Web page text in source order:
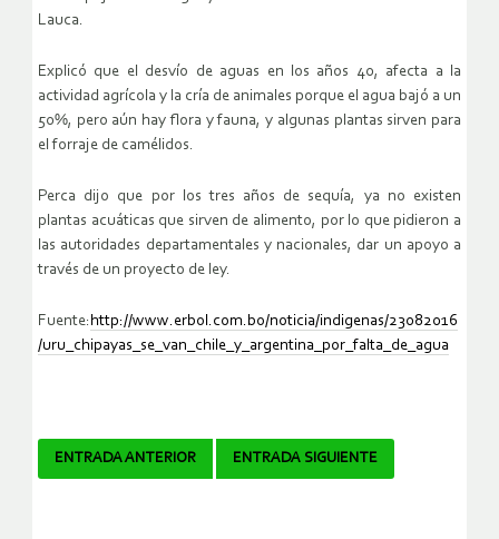
Lauca.
Explicó que el desvío de aguas en los años 40, afecta a la
actividad agrícola y la cría de animales porque el agua bajó a un
50%, pero aún hay flora y fauna, y algunas plantas sirven para
el forraje de camélidos.
Perca dijo que por los tres años de sequía, ya no existen
plantas acuáticas que sirven de alimento, por lo que pidieron a
las autoridades departamentales y nacionales, dar un apoyo a
través de un proyecto de ley.
Fuente: http://www.erbol.com.bo/noticia/indigenas/23082016
/uru_chipayas_se_van_chile_y_argentina_por_falta_de_agua
Navegador
ENTRADA ANTERIOR ENTRADA SIGUIENTE